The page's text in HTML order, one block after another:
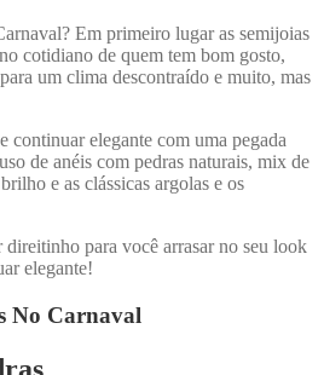
Em primeiro lugar as semijoias
cotidiano de quem tem bom gosto,
um clima descontraído e muito, mas
continuar elegante com uma pegada
de anéis com pedras naturais, mix de
e as clássicas argolas e os
para você arrasar no seu look
elegante!
No Carnaval